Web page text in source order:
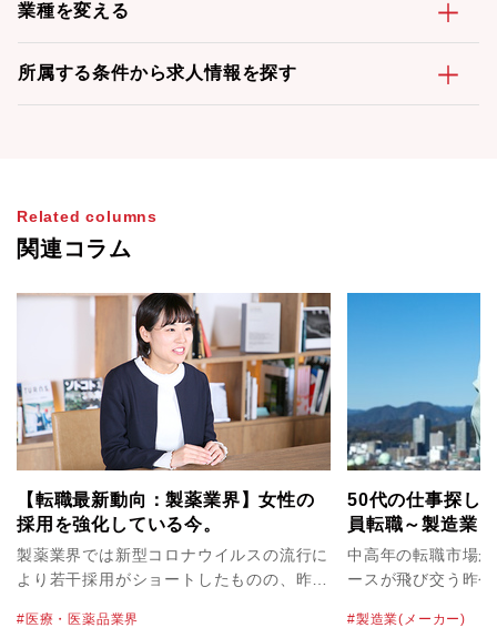
業種を変える
所属する条件から求人情報を探す
Related columns
関連コラム
【転職最新動向：製薬業界】女性の
採用を強化している今。
製薬業界では新型コロナウイルスの流行に
より若干採用がショートしたものの、昨年
明けてからは、積極的に採用を行っている
医療・医薬品業界
50代の仕事探し
員転職～製造業
編～
中高年の転職市場
ースが飛び交う昨
系エンジニア・電
製造業(メーカー)